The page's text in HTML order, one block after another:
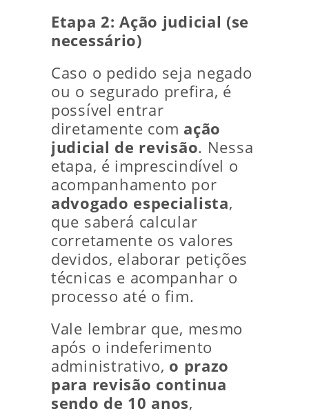
Etapa 2: Ação judicial (se
necessário)
Caso o pedido seja negado
ou o segurado prefira, é
possível entrar
diretamente com ação
judicial de revisão. Nessa
etapa, é imprescindível o
acompanhamento por
advogado especialista,
que saberá calcular
corretamente os valores
devidos, elaborar petições
técnicas e acompanhar o
processo até o fim.
Vale lembrar que, mesmo
após o indeferimento
administrativo, o prazo
para revisão continua
sendo de 10 anos,